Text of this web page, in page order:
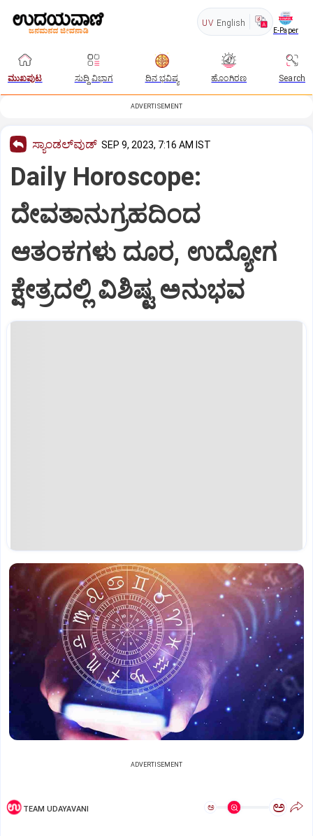
UV English
E-Paper
ಮುಖಪುಟ ಸುದ್ದಿ ವಿಭಾಗ ದಿನ ಭವಿಷ್ಯ ಹೊಂಗಿರಣ Search
ADVERTISEMENT
ಸ್ಯಾಂಡಲ್‌ವುಡ್‌ SEP 9, 2023, 7:16 AM IST
Daily Horoscope:
ದೇವತಾನುಗ್ರಹದಿಂದ
ಆತಂಕಗಳು ದೂರ, ಉದ್ಯೋಗ
ಕ್ಷೇತ್ರದಲ್ಲಿ ವಿಶಿಷ್ಟ ಅನುಭವ
ADVERTISEMENT
TEAM UDAYAVANI ಅ ಅ